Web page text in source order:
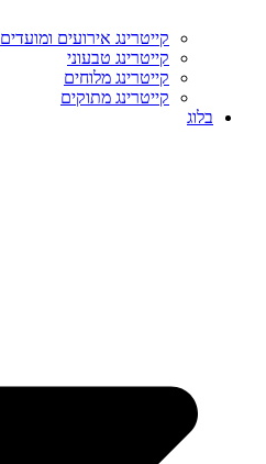
קייטרינג אירועים ומועדים
קייטרינג טבעוני
קייטרינג מלוחים
קייטרינג מתוקים
בלוג